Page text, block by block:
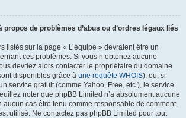
de problèmes d’abus ou d’ordres légaux liés
listés sur la page « L’équipe » devraient être un
ces problèmes. Si vous n’obtenez aucune
devriez alors contacter le propriétaire du domaine
disponibles grâce à une requête WHOIS), ou, si
service gratuit (comme Yahoo, Free, etc.), le service
noter que phpBB Limited n’a absolument aucune
aucun cas être tenu comme responsable de comment,
utilisé. Ne contactez pas phpBB Limited pour tout